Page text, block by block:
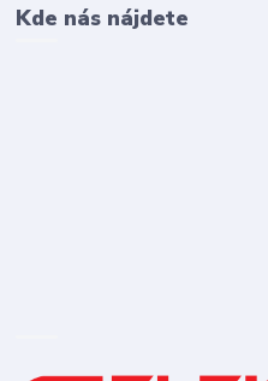
Kde nás nájdete